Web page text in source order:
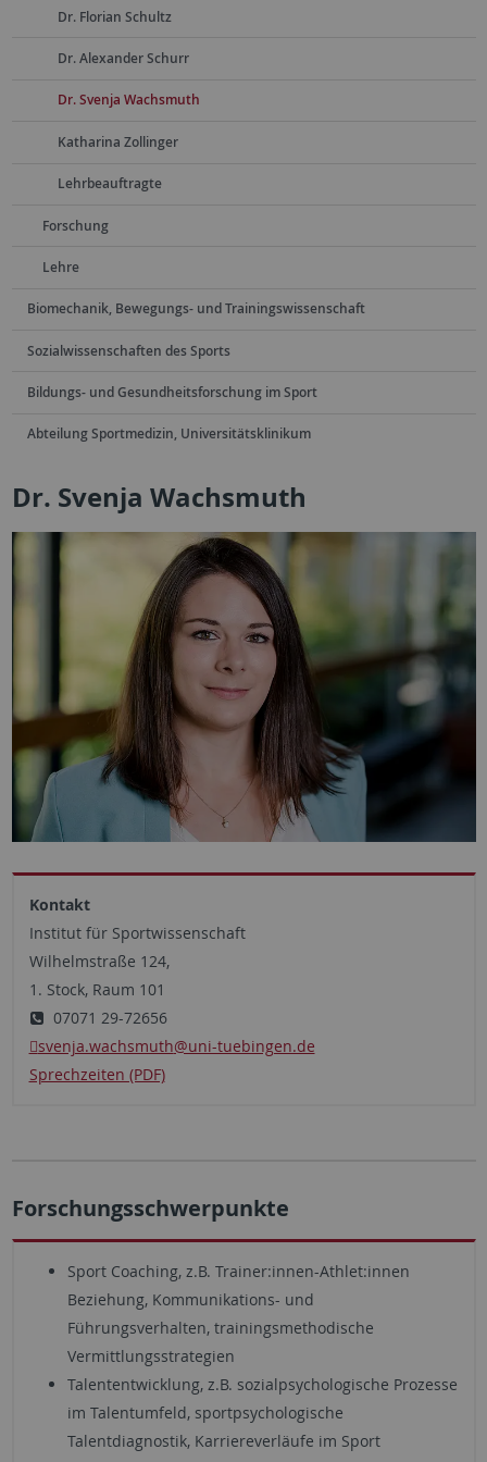
Dr. Florian Schultz
Dr. Alexander Schurr
Dr. Svenja Wachsmuth
Katharina Zollinger
Lehrbeauftragte
Forschung
Lehre
Biomechanik, Bewegungs- und Trainingswissenschaft
Sozialwissenschaften des Sports
Bildungs- und Gesundheitsforschung im Sport
Abteilung Sportmedizin, Universitätsklinikum
Dr. Svenja Wachsmuth
Kontakt
Institut für Sportwissenschaft
Wilhelmstraße 124,
1. Stock, Raum 101
07071 29-72656
svenja.wachsmuth@uni-tuebingen.de
Sprechzeiten (PDF)
Forschungsschwerpunkte
Sport Coaching, z.B. Trainer:innen-Athlet:innen
Beziehung, Kommunikations- und
Führungsverhalten, trainingsmethodische
Vermittlungsstrategien
Talententwicklung, z.B. sozialpsychologische Prozesse
im Talentumfeld, sportpsychologische
Talentdiagnostik, Karriereverläufe im Sport